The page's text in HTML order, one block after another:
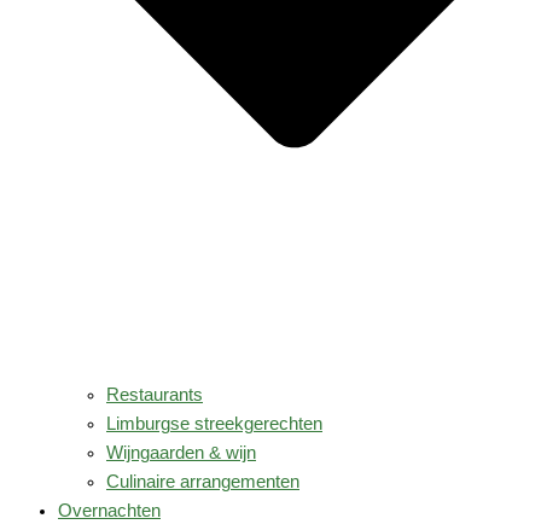
Restaurants
Limburgse streekgerechten
Wijngaarden & wijn
Culinaire arrangementen
Overnachten